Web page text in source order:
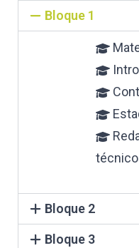
Bloque 1
Bloque 2
Bloque 3